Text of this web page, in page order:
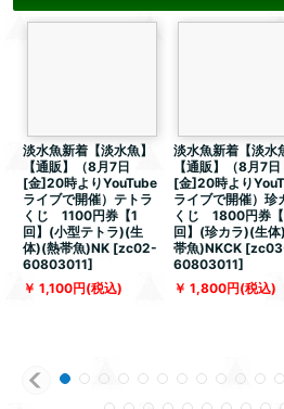
淡水魚新着【淡水魚】
【通販】（8月7日
[金]20時よりYouTube
ライブで開催）テトラ
くじ 1100円券【1
回】(小型テトラ)(生
体)(熱帯魚)NK [zc02-
60803011]
1,100円(税込)
淡水魚新着【淡水
【通販】（8月7日
[金]20時より
ライブで開催）珍
くじ 1800円券
回】(珍カラ)(生
帯魚)NKCK [
60803011]
1,800円(税込)